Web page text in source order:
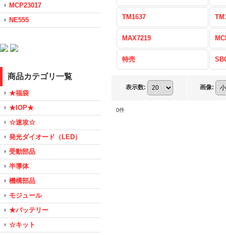
MCP23017
NE555
商品カテゴリ一覧
★福袋
★IOP★
☆速攻☆
発光ダイオード（LED）
受動部品
半導体
機構部品
モジュール
★バッテリー
☆キット
TM1637
MAX7219
特売
表示数: 画像:
0件